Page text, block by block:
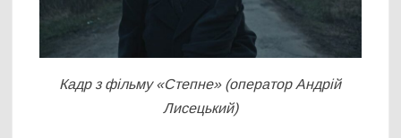
Кадр з фільму «Степне» (оператор Андрій
Лисецький)